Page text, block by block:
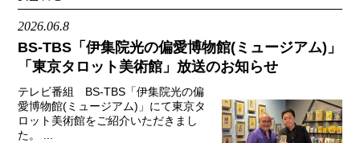
2026.06.8
BS-TBS「伊集院光の偏愛博物館(ミュージアム)」
「東京タロット美術館」放送のお知らせ
テレビ番組 BS-TBS「伊集院光の偏
愛博物館(ミュージアム)」にて東京タ
ロット美術館をご紹介いただきまし
た。 ...